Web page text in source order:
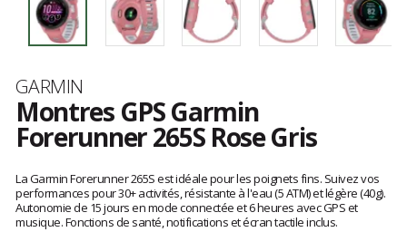
Marque
GARMIN
Montres GPS Garmin
Forerunner 265S Rose Gris
avis
clients
La Garmin Forerunner 265S est idéale pour les poignets fins. Suivez vos
performances pour 30+ activités, résistante à l'eau (5 ATM) et légère (40g).
Autonomie de 15 jours en mode connectée et 6 heures avec GPS et
musique. Fonctions de santé, notifications et écran tactile inclus.